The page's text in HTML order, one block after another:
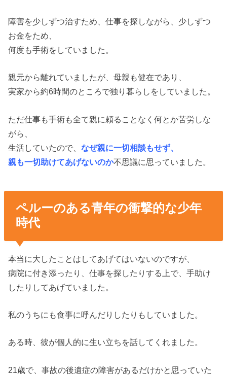
障害を少しずつ治すため、仕事を探しながら、少しずつ
お金をため、
何度も手術をしていました。
親元から離れていましたが、母親も健在であり、
実家から約6時間のところで独り暮らしをしていました。
ただ仕事も手術も全て親に頼ることなく何とか苦労しな
がら、
生活していたので、なぜ親に一切相談もせず、
親も一切助けてあげないのか不思議に思っていました。
ペルーのある青年の衝撃的な少年
時代
本当に大したことはしてあげてはいないのですが、
病院に付き添ったり、仕事を探したりする上で、手助け
したりしてあげていました。
私のうちにも食事に呼んだりしたりもしていました。
ある時、彼が個人的に生い立ちを話してくれました。
21歳で、事故の後遺症の障害があるだけかと思っていた